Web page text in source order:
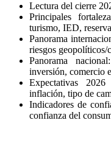
Lectura del cierre
Principales
turismo, IED,
Panorama
riesgos
Panorama
inversión, comercio
Expectativas
inflación, tipo de
Indicadores de
confianza del